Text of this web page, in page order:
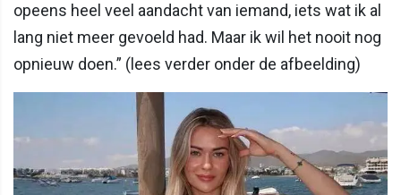
opeens heel veel aandacht van iemand, iets wat ik al
lang niet meer gevoeld had. Maar ik wil het nooit nog
opnieuw doen.” (lees verder onder de afbeelding)